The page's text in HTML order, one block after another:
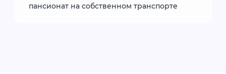
пансионат на собственном транспорте